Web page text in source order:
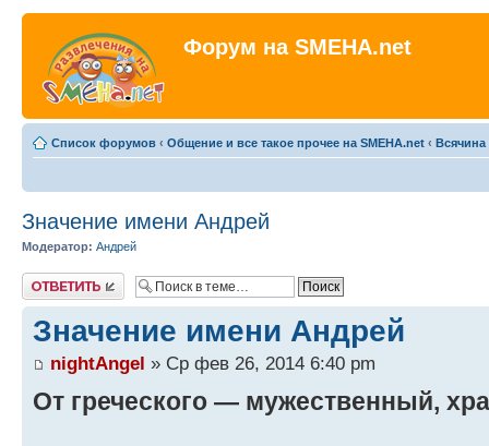
Форум на SMEHA.net
Список форумов ‹ Общение и все такое прочее на SMEHA.net ‹ Всячина
Значение имени Андрей
Модератор: Андрей
Ответить
Значение имени Андрей
nightAngel » Ср фев 26, 2014 6:40 pm
От греческого — мужественный,